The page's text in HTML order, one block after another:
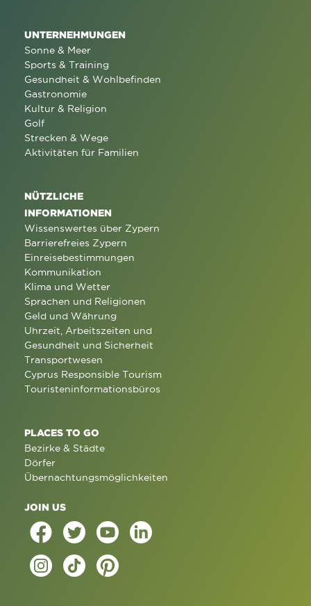
UNTERNEHMUNGEN
Sonne & Meer
Sports & Training
Gesundheit & Wohlbefinden
Gastronomie
Kultur & Religion
Golf
Strecken & Wege
Aktivitäten für Familien
NÜTZLICHE
INFORMATIONEN
Wissenswertes über Zypern
Barrierefreies Zypern
Einreisebestimmungen
Kommunikation
Klima und Wetter
Sprachen und Religionen
Geld und Währung
Uhrzeit, Arbeitszeiten und
Gesundheit und Sicherheit
Transportwesen
Cyprus Responsible Tourism
Touristeninformationsbüros
PLACES TO GO
Bezirke & Städte
Dörfer
Übernachtungsmöglichkeiten
JOIN US